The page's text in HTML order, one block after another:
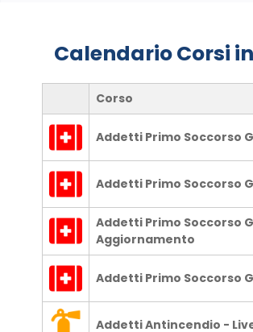
Calendario Corsi
Corso
Addetti Primo Soccorso
Addetti Primo Soccorso
Addetti Primo Soccorso
Aggiornamento
Addetti Primo Soccorso
Addetti Antincendio -